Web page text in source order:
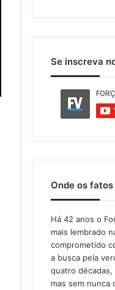
Se inscreva
Onde os
Há 42 anos o
mais lembrado
comprometido
a busca pela
quatro
mas sem nunca